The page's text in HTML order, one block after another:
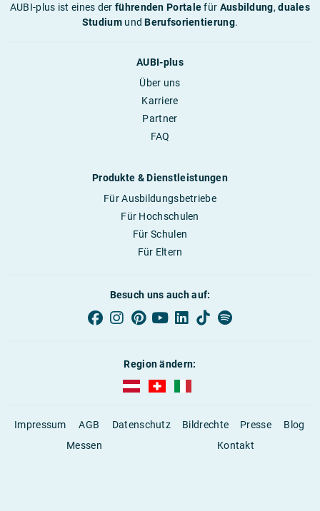
AUBI-plus ist eines derführenden Portalefür Ausbildung,duales
StudiumundBerufsorientierung.
AUBI-plus
Über uns
Karriere
Partner
FAQ
Produkte & Dienstleistungen
Für Ausbildungsbetriebe
Für Hochschulen
Für Schulen
Für Eltern
Besuch uns auch auf:
Region ändern:
AUBI-plus Österreich (deutsch)
Impressum AGB Datenschutz Bildrechte Presse
Blog
Messen
Kontakt